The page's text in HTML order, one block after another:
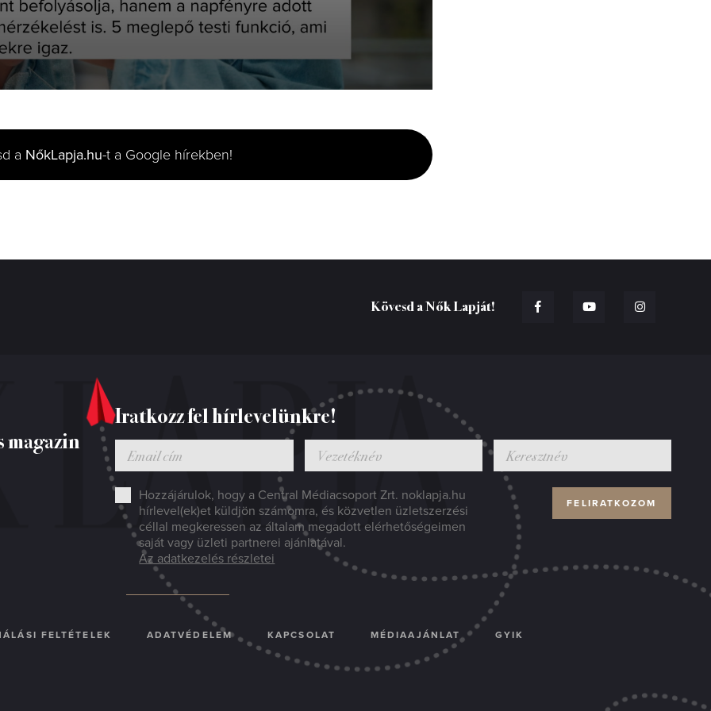
a NőkLapja.hu-t a Google hírekben!
Kövesd a Nők Lapját!
Iratkozz fel hírlevelünkre!
Hozzájárulok, hogy a Central Médiacsoport Zrt. noklapja.hu
hírlevel(ek)et küldjön számomra, és közvetlen üzletszerzési
céllal megkeressen az általam megadott elérhetőségeimen
saját vagy üzleti partnerei ajánlatával.
Az adatkezelés részletei
FELTÉTELEK ADATVÉDELEM KAPCSOLAT MÉDIAAJÁNLAT GYIK